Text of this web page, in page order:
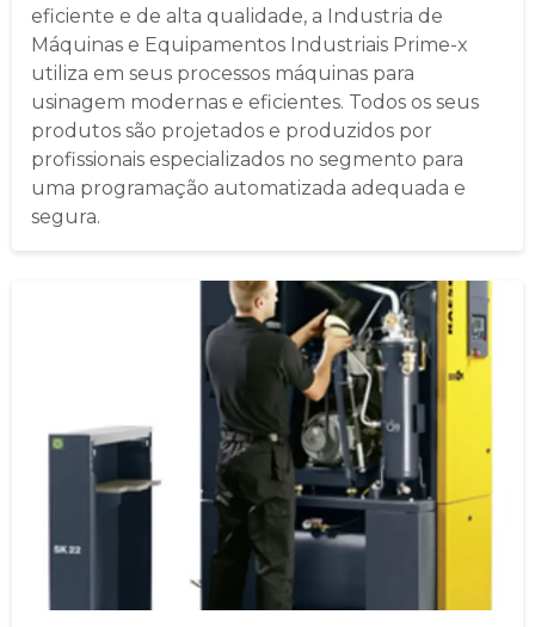
eficiente e de alta qualidade, a Industria de
Máquinas e Equipamentos Industriais Prime-x
utiliza em seus processos máquinas para
usinagem modernas e eficientes. Todos os seus
produtos são projetados e produzidos por
profissionais especializados no segmento para
uma programação automatizada adequada e
segura.